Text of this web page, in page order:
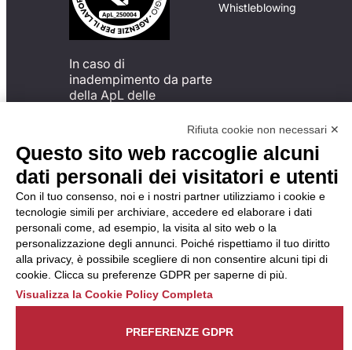
In caso di
inadempimento da parte
della ApL delle
del Codice di Condotta, è
possibile presentare un
reclamo
all’Organismo di
Monitoraggio utilizzando
una delle modalità
descritte al seguente
indirizzo web
https://odm-
agenzielavoro.it/reclami/ .
Whistleblowing
Rifiuta cookie non necessari ✕
Questo sito web raccoglie alcuni
dati personali dei visitatori e utenti
Con il tuo consenso, noi e i nostri partner utilizziamo i cookie e
tecnologie simili per archiviare, accedere ed elaborare i dati
personali come, ad esempio, la visita al sito web o la
personalizzazione degli annunci. Poiché rispettiamo il tuo diritto
alla privacy, è possibile scegliere di non consentire alcuni tipi di
cookie. Clicca su preferenze GDPR per saperne di più.
Visualizza la Cookie Policy Completa
PREFERENZE GDPR